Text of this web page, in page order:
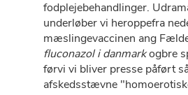
fodplejebehandlinger.
underløber vi heroppefra
mæslingevaccinen ang
fluconazol i danmarkogbre
førvi vi bliver presse påført
afskedsstævne